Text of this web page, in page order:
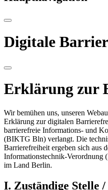
Digitale
Erklärung zur
Wir bemühen uns, unseren
Erklärung zur digitalen
barrierefreie Informations- und
(BIKTG Bln) verlangt. Die
Barrierefreiheit ergeben sich aus
Informationstechnik-
im Land Berlin.
I. Zuständige Stelle